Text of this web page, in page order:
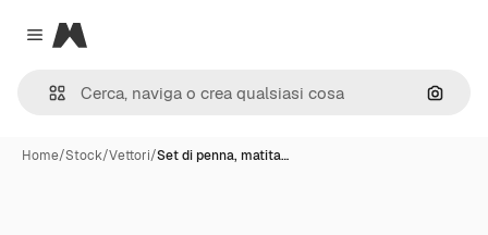
Close menu
Magnific
Cerca
Home/Stock/Vettori/Set di penna, matita…